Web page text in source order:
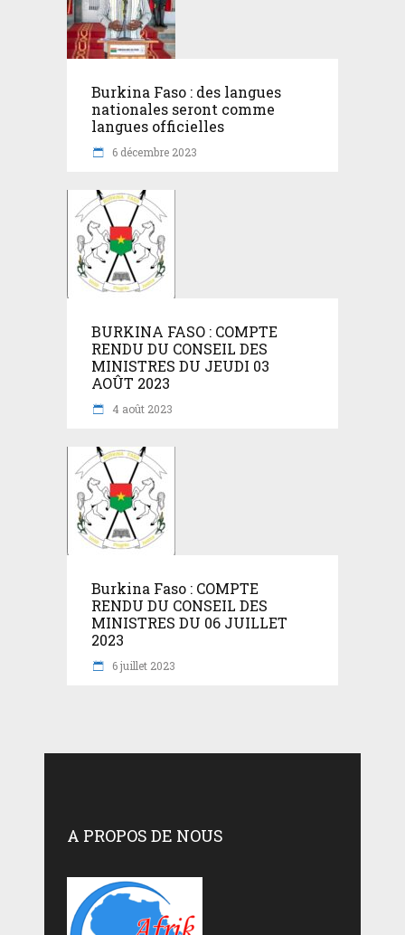
Burkina Faso : des langues
nationales seront comme
langues officielles
6 décembre 2023
BURKINA FASO : COMPTE
RENDU DU CONSEIL DES
MINISTRES DU JEUDI 03
AOÛT 2023
4 août 2023
Burkina Faso : COMPTE
RENDU DU CONSEIL DES
MINISTRES DU 06 JUILLET
2023
6 juillet 2023
A PROPOS DE NOUS